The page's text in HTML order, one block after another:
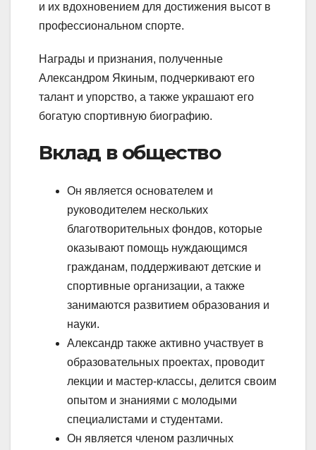
и их вдохновением для достижения высот в
профессиональном спорте.
Награды и признания, полученные
Александром Якиным, подчеркивают его
талант и упорство, а также украшают его
богатую спортивную биографию.
Вклад в общество
Он является основателем и
руководителем нескольких
благотворительных фондов, которые
оказывают помощь нуждающимся
гражданам, поддерживают детские и
спортивные организации, а также
занимаются развитием образования и
науки.
Александр также активно участвует в
образовательных проектах, проводит
лекции и мастер-классы, делится своим
опытом и знаниями с молодыми
специалистами и студентами.
Он является членом различных